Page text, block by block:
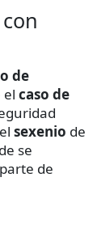
de
el caso de
sexenio de
se
de